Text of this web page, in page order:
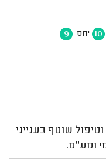
10 יחס 9
שוטף בענייני
ומע"מ.